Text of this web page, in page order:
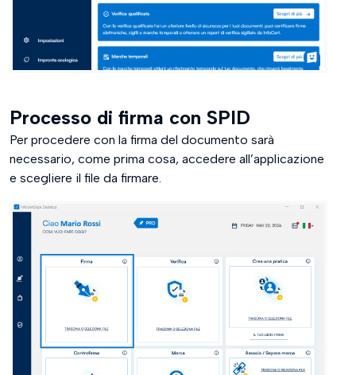
Processo di firma con SPID
Per procedere con la firma del documento sarà
necessario, come prima cosa, accedere all’applicazione
e scegliere il file da firmare.